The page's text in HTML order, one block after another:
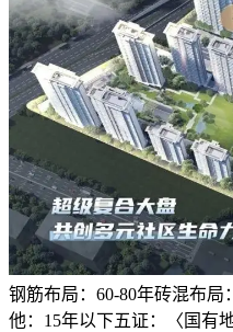
钢筋布局：60-80年砖混布局
他：15年以下五证：〈国有